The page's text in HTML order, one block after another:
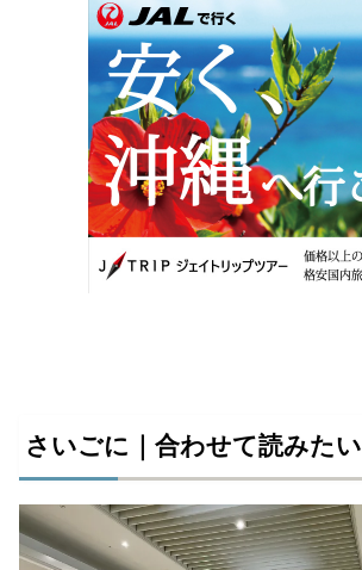
さいごに｜合わせて読みたい